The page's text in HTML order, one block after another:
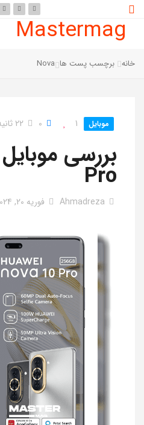
Mastermag
خانه برچسب پست ها Nova
موبایل 1
0 22 ثانیه خواندن
Pro
Ahmadreza فوریه 20, 2024